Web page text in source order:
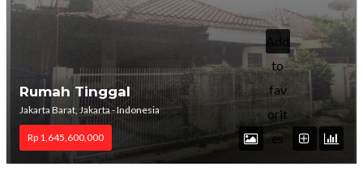
to
fav
orit
es
Rumah Tinggal
Jakarta Barat, Jakarta - Indonesia
Rp 1,645,600,000